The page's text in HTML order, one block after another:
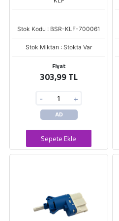
Stok Kodu : BSR-KLF-700061
Stok Miktarı : Stokta Var
Fiyat
303,99 TL
- +
AD
Sepete Ekle